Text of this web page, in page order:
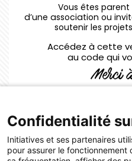
Vous êtes parent
d’une association ou
soutenir les
Accédez à cette
au code qui
Merci
Code d'accès :
ENTREZ
Confidentialité
Initiatives et ses partenaires
pour assurer le fonctionnement